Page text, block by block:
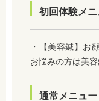
初回体験メ
・【美容鍼】お
お悩みの方は美
通常メニュー